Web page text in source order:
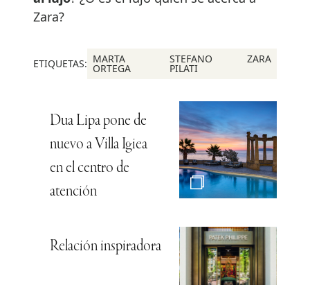
Zara?
ETIQUETAS: MARTA
ORTEGA
STEFANO
PILATI
ZARA
Dua Lipa pone de
nuevo a Villa Igiea
en el centro de
atención
Relación inspiradora